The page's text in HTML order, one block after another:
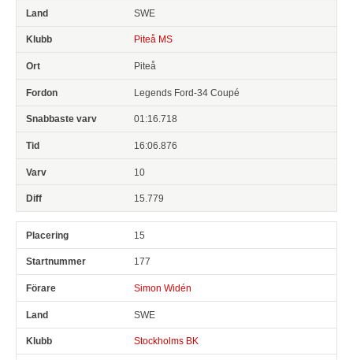
SWE
Piteå MS
Piteå
Legends Ford-34 Coupé
01:16.718
16:06.876
10
15.779
15
177
Simon Widén
SWE
Stockholms BK